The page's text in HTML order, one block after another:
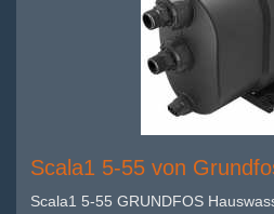
Scala1 5-55 von
Scala1 5-55 GRUNDFOS